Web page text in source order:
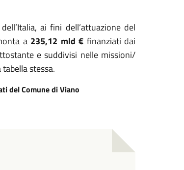
ai fini dell’attuazione del
a 235,12 mld € finanziati dai
e suddivisi nelle missioni/
stessa.
del Comune di Viano